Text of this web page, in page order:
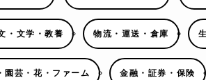
・文学・教養 物流・運送・倉庫
園芸・花・ファーム 金融・証券・保険